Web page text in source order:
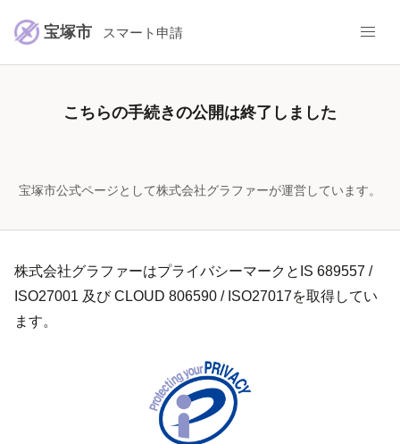
宝塚市 スマート申請
こちらの手続きの公開は終了しました
宝塚市公式ページとして株式会社グラファーが運営しています。
株式会社グラファーはプライバシーマークとIS 689557 /
ISO27001 及び CLOUD 806590 / ISO27017を取得してい
ます。